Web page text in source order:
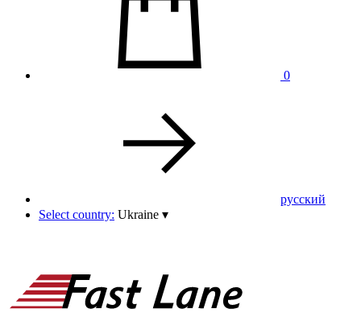
0
pусский
Select country: Ukraine ▾